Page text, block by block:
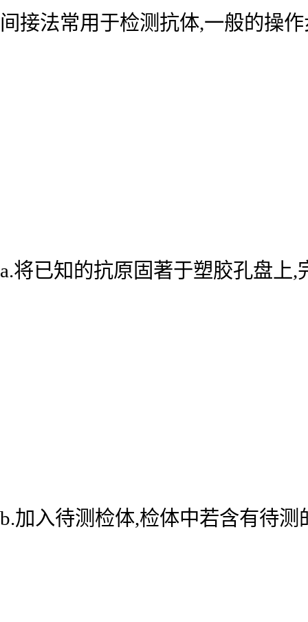
间接法常用于检测抗体,一般的操
a.将已知的抗原固著于塑胶孔盘上
b.加入待测检体,检体中若含有待